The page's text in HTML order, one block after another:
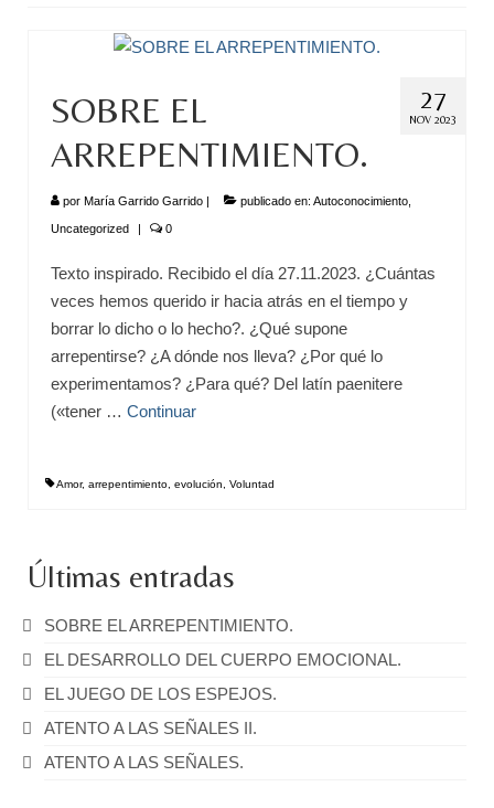
Nuestra Armonía Sanadora
Consultas
El Universo de María
Videos
Psicología y Osteopatía
El telón de la muerte
Contacto
27
NOV 2023
SOBRE EL
ARREPENTIMIENTO.
por María Garrido Garrido | publicado en: Autoconocimiento
Uncategorized | 0
Texto inspirado. Recibido el día 27.11.2023. ¿Cuántas
veces hemos querido ir hacia atrás en el tiempo y
borrar lo dicho o lo hecho?. ¿Qué supone
arrepentirse? ¿A dónde nos lleva? ¿Por qué lo
experimentamos? ¿Para qué? Del latín paenitere
(«tener … Continuar
Amor, arrepentimiento evolución Voluntad
Últimas entradas
SOBRE EL ARREPENTIMIENTO.
EL DESARROLLO DEL CUERPO EMOCIONAL.
EL JUEGO DE LOS ESPEJOS.
ATENTO A LAS SEÑALES II.
ATENTO A LAS SEÑALES.